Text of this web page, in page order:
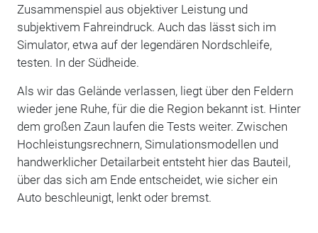
Zusammenspiel aus objektiver Leistung und
subjektivem Fahreindruck. Auch das lässt sich im
Simulator, etwa auf der legendären Nordschleife,
testen. In der Südheide.
Als wir das Gelände verlassen, liegt über den Feldern
wieder jene Ruhe, für die die Region bekannt ist. Hinter
dem großen Zaun laufen die Tests weiter. Zwischen
Hochleistungsrechnern, Simulationsmodellen und
handwerklicher Detailarbeit entsteht hier das Bauteil,
über das sich am Ende entscheidet, wie sicher ein
Auto beschleunigt, lenkt oder bremst.